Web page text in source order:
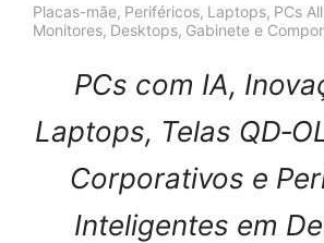
Placas-mãe, Periféricos, Laptops, PCs
Monitores, Desktops, Gabinete e
PCs com IA,
Laptops, Telas
Corporativos e
Inteligentes em